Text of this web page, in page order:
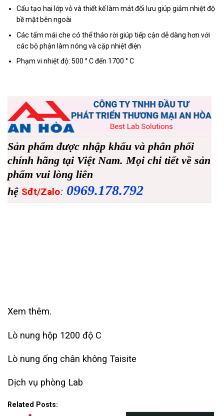
Cấu tạo hai lớp vỏ và thiết kế làm mát đối lưu giúp giảm nhiệt độ
bề mặt bên ngoài
Các tấm mái che có thể tháo rời giúp tiếp cận dễ dàng hơn với
các bộ phận làm nóng và cặp nhiệt điện
Phạm vi nhiệt độ: 500 ° C đến 1700 ° C
Sản phẩm được nhập khẩu và phân phối
chính hãng tại Việt Nam. Mọi chi tiết về sản
phẩm vui lòng liên
hệ Sđt/Zalo: 0969.178.792
Xem thêm.
Lò nung hộp 1200 độ C
Lò nung ống chân không Taisite
Dịch vụ phòng Lab
Related Posts: